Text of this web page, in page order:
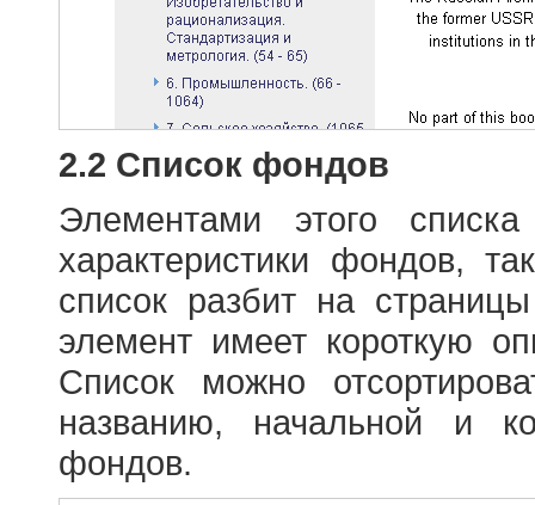
2.2 Список фондов
Элементами этого
характеристики фондов,
список разбит на
элемент имеет короткую
Список можно
названию, начальной и
фондов.